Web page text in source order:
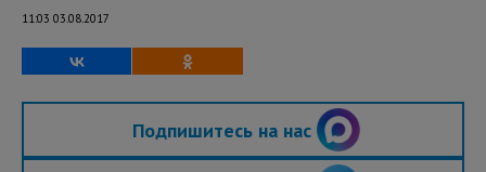
11:03 03.08.2017
Подпишитесь на нас